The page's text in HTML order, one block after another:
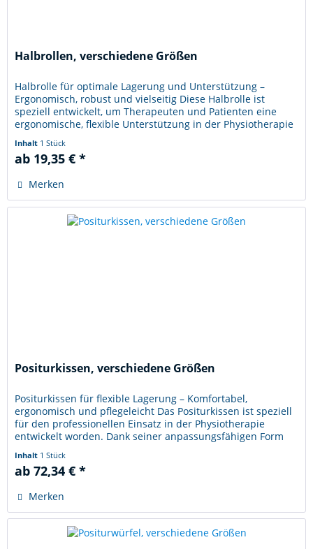
Halbrollen, verschiedene Größen
Halbrolle für optimale Lagerung und Unterstützung –
Ergonomisch, robust und vielseitig Diese Halbrolle ist
speziell entwickelt, um Therapeuten und Patienten eine
ergonomische, flexible Unterstützung in der Physiotherapie
Inhalt 1 Stück
ab 19,35 € *
Merken
Positurkissen, verschiedene Größen
Positurkissen für flexible Lagerung – Komfortabel,
ergonomisch und pflegeleicht Das Positurkissen ist speziell
für den professionellen Einsatz in der Physiotherapie
entwickelt worden. Dank seiner anpassungsfähigen Form
Inhalt 1 Stück
ab 72,34 € *
Merken